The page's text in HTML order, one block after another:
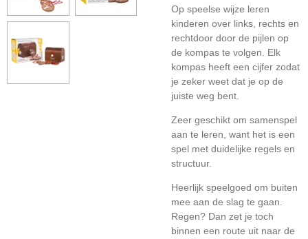
Op speelse wijze leren
kinderen over links, rechts en
rechtdoor door de pijlen op
de kompas te volgen. Elk
kompas heeft een cijfer zodat
je zeker weet dat je op de
juiste weg bent.
Zeer geschikt om samenspel
aan te leren, want het is een
spel met duidelijke regels en
structuur.
Heerlijk speelgoed om buiten
mee aan de slag te gaan.
Regen? Dan zet je toch
binnen een route uit naar de